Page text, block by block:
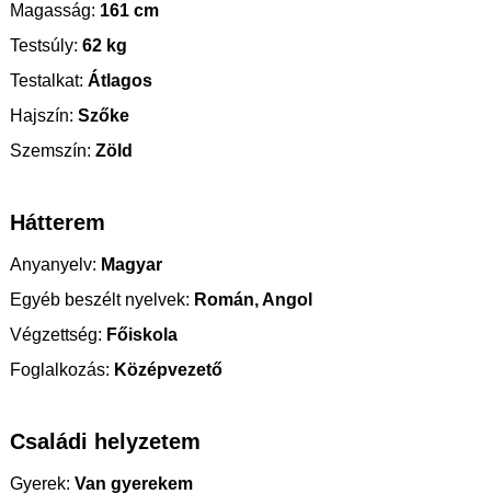
Magasság: 161 cm
Testsúly: 62 kg
Testalkat: Átlagos
Hajszín: Szőke
Szemszín: Zöld
Hátterem
Anyanyelv: Magyar
Egyéb beszélt nyelvek: Román, Angol
Végzettség: Főiskola
Foglalkozás: Középvezető
Családi helyzetem
Gyerek: Van gyerekem